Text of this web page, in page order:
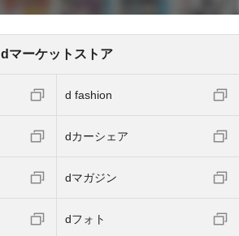
dマーケットストア
d fashion
dカーシェア
dマガジン
dフォト